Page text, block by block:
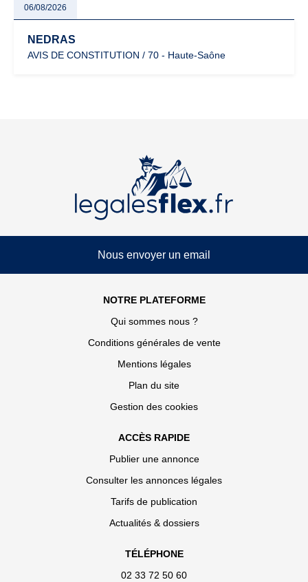
06/08/2026
NEDRAS
AVIS DE CONSTITUTION / 70 - Haute-Saône
Nous envoyer un email
NOTRE PLATEFORME
Qui sommes nous ?
Conditions générales de vente
Mentions légales
Plan du site
Gestion des cookies
ACCÈS RAPIDE
Publier une annonce
Consulter les annonces légales
Tarifs de publication
Actualités & dossiers
TÉLÉPHONE
02 33 72 50 60